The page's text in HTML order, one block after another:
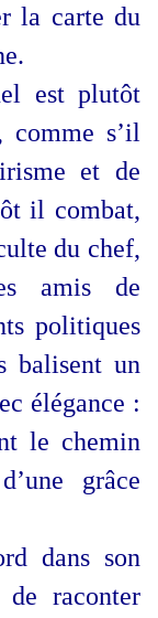
la carte du
est plutôt
comme s’il
et de
il combat,
du chef,
amis de
politiques
balisent un
élégance :
le chemin
grâce
dans son
raconter